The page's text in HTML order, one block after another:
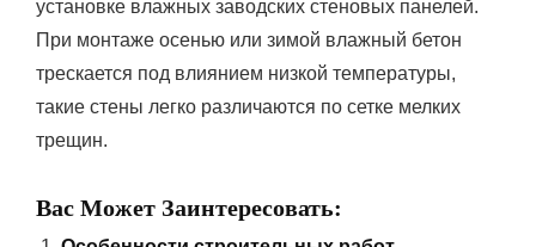
установке влажных заводских стеновых панелей.
При монтаже осенью или зимой влажный бетон
трескается под влиянием низкой температуры,
такие стены легко различаются по сетке мелких
трещин.
Вас Может Заинтересовать: